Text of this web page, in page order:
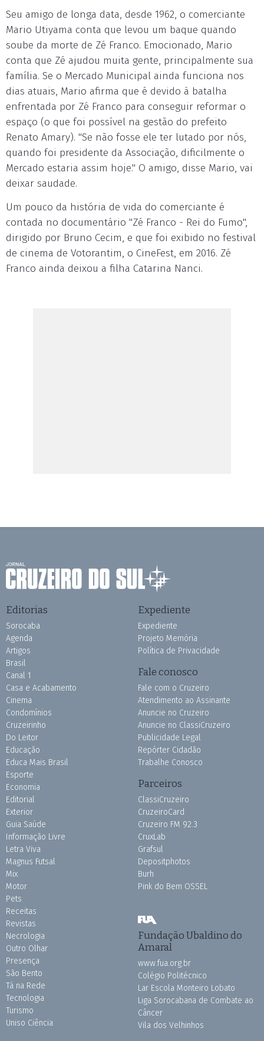
Seu amigo de longa data, desde 1962, o comerciante
Mario Utiyama conta que levou um baque quando
soube da morte de Zé Franco. Emocionado, Mario
conta que Zé ajudou muita gente, principalmente sua
família. Se o Mercado Municipal ainda funciona nos
dias atuais, Mario afirma que é devido à batalha
enfrentada por Zé Franco para conseguir reformar o
espaço (o que foi possível na gestão do prefeito
Renato Amary). "Se não fosse ele ter lutado por nós,
quando foi presidente da Associação, dificilmente o
Mercado estaria assim hoje." O amigo, disse Mario, vai
deixar saudade.
Um pouco da história de vida do comerciante é
contada no documentário "Zé Franco - Rei do Fumo",
dirigido por Bruno Cecim, e que foi exibido no festival
de cinema de Votorantim, o CineFest, em 2016. Zé
Franco ainda deixou a filha Catarina Nanci.
Editorias
Sorocaba
Agenda
Artigos
Brasil
Canal 1
Casa e Acabamento
Cinema
Condomínios
Cruzeirinho
Do Leitor
Educação
Educa Mais Brasil
Esporte
Economia
Editorial
Exterior
Guia Saúde
Informação Livre
Letra Viva
Magnus Futsal
Mix
Motor
Pets
Receitas
Revistas
Necrologia
Outro Olhar
Presença
São Bento
Tá na Rede
Tecnologia
Turismo
Uniso Ciência
Expediente
Expediente
Projeto Memória
Política de Privacidade
Fale conosco
Fale com o Cruzeiro
Atendimento ao Assinante
Anuncie no Cruzeiro
Anuncie no ClassiCruzeiro
Publicidade Legal
Repórter Cidadão
Trabalhe Conosco
Parceiros
ClassiCruzeiro
CruzeiroCard
Cruzeiro FM 92.3
CruxLab
Grafsul
Depositphotos
Burh
Pink do Bem OSSEL
Fundação Ubaldino do
Amaral
www.fua.org.br
Colégio Politécnico
Lar Escola Monteiro Lobato
Liga Sorocabana de Combate ao
Câncer
Vila dos Velhinhos